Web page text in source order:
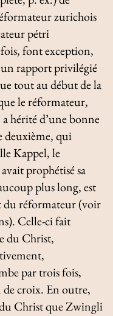
zurichois
pétri
font exception,
rapport privilégié
tout au début de la
le réformateur,
hérité d’une bonne
deuxième, qui
Kappel, le
prophétisé sa
plus long, est
du réformateur (voir
Celle-ci fait
du Christ,
par trois fois,
croix. En outre,
Christ que Zwingli